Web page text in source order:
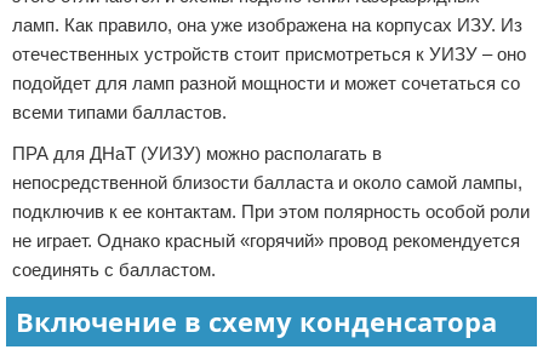
ламп. Как правило, она уже изображена на корпусах ИЗУ. Из
отечественных устройств стоит присмотреться к УИЗУ – оно
подойдет для ламп разной мощности и может сочетаться со
всеми типами балластов.
ПРА для ДНаТ (УИЗУ) можно располагать в
непосредственной близости балласта и около самой лампы,
подключив к ее контактам. При этом полярность особой роли
не играет. Однако красный «горячий» провод рекомендуется
соединять с балластом.
Включение в схему конденсатора